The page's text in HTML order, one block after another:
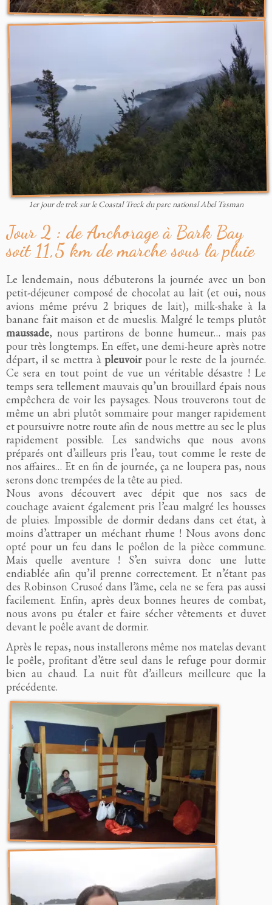
1er jour de trek sur le Coastal Treck du parc national Abel Tasman
Jour 2 : de Anchorage à Bark Bay
soit 11,5 km de marche sous la pluie
Le lendemain, nous débuterons la journée avec un bon
petit-déjeuner composé de chocolat au lait (et oui, nous
avions même prévu 2 briques de lait), milk-shake à la
banane fait maison et de mueslis. Malgré le temps plutôt
maussade, nous partirons de bonne humeur… mais pas
pour très longtemps. En effet, une demi-heure après notre
départ, il se mettra àpleuvoirpour le reste de la journée.
Ce sera en tout point de vue un véritable désastre ! Le
temps sera tellement mauvais qu’un brouillard épais nous
empêchera de voir les paysages. Nous trouverons tout de
même un abri plutôt sommaire pour manger rapidement
et poursuivre notre route afin de nous mettre au sec le plus
rapidement possible. Les sandwichs que nous avons
préparés ont d’ailleurs pris l’eau, tout comme le reste de
nos affaires… Et en fin de journée, ça ne loupera pas, nous
serons donc trempées de la tête au pied.
Nous avons découvert avec dépit que nos sacs de
couchage avaient également pris l’eau malgré les housses
de pluies. Impossible de dormir dedans dans cet état, à
moins d’attraper un méchant rhume ! Nous avons donc
opté pour un feu dans le poêlon de la pièce commune.
Mais quelle aventure ! S’en suivra donc une lutte
endiablée afin qu’il prenne correctement. Et n’étant pas
des Robinson Crusoé dans l’âme, cela ne se fera pas aussi
facilement. Enfin, après deux bonnes heures de combat,
nous avons pu étaler et faire sécher vêtements et duvet
devant le poêle avant de dormir.
Après le repas, nous installerons même nos matelas devant
le poêle, profitant d’être seul dans le refuge pour dormir
bien au chaud. La nuit fût d’ailleurs meilleure que la
précédente.